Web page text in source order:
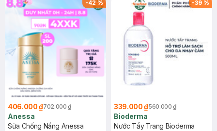
-42%
406.000 ₫702.000 ₫
Anessa
Sữa Chống Nắng Anessa
-39 %
339.000 ₫560.000 ₫
Bioderma
Nước Tẩy Trang Bioderma